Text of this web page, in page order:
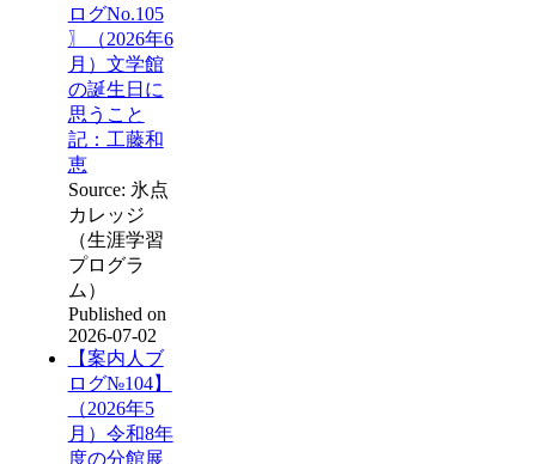
ログNo.105
〗（2026年6
月）文学館
の誕生日に
思うこと
記：工藤和
恵
Source: 氷点
カレッジ
（生涯学習
プログラ
ム）
Published on
2026-07-02
【案内人ブ
ログ№104】
（2026年5
月）令和8年
度の分館展